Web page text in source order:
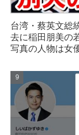
台湾・蔡英文総
去に稲田朋美の
写真の人物は女